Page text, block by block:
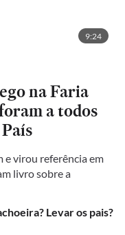
9:24
na Faria
a todos
e virou referência em
livro sobre a
Levar os pais?